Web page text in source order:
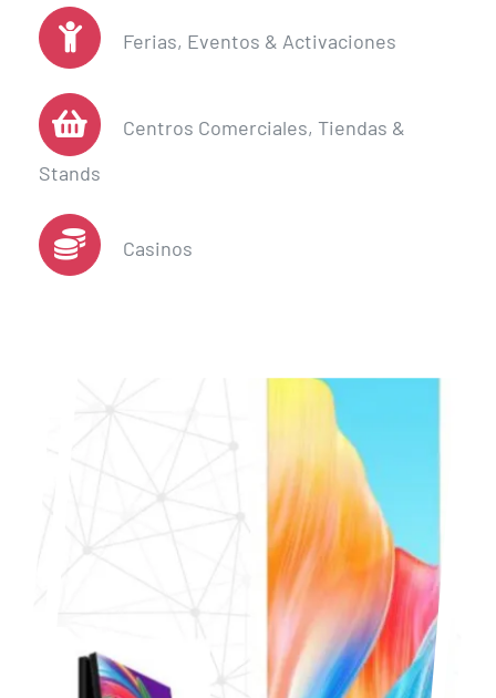
Ferias, Eventos & Activaciones
Centros Comerciales, Tiendas &
Stands
Casinos